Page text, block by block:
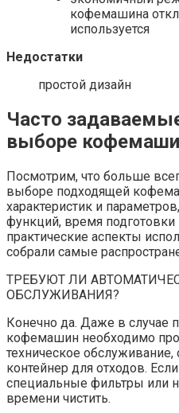
кофемашина
используется
Недостатки
простой дизайн
Часто
выборе
Посмотрим, что больше
выборе подходящей
характеристик и
функций, время
практические аспекты
собрали самые
ТРЕБУЮТ ЛИ
ОБСЛУЖИВАНИЯ?
Конечно да. Даже в случае
кофемашин необходимо
техническое обслуживание,
контейнер для отходов.
специальные фильтры или
времени чистить.